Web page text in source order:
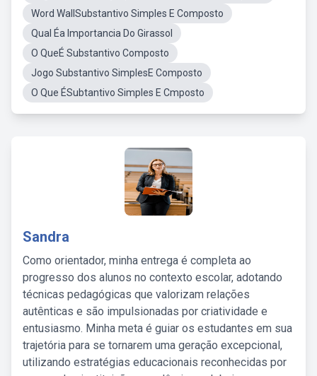
Word WallSubstantivo Simples E Composto
Qual Éa Importancia Do Girassol
O QueÉ Substantivo Composto
Jogo Substantivo SimplesE Composto
O Que ÉSubtantivo Simples E Cmposto
Sandra
Como orientador, minha entrega é completa ao
progresso dos alunos no contexto escolar, adotando
técnicas pedagógicas que valorizam relações
autênticas e são impulsionadas por criatividade e
entusiasmo. Minha meta é guiar os estudantes em sua
trajetória para se tornarem uma geração excepcional,
utilizando estratégias educacionais reconhecidas por